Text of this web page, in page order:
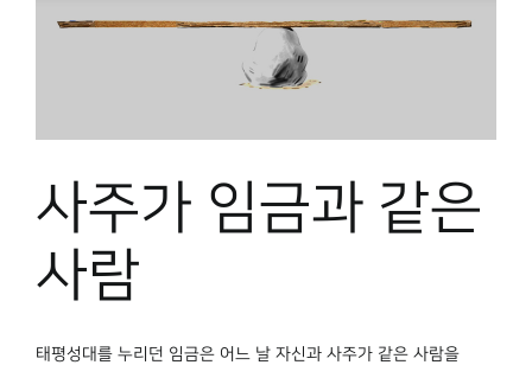
사주가 임금과 같은
사람
태평성대를 누리던 임금은 어느 날 자신과 사주가 같은 사람을